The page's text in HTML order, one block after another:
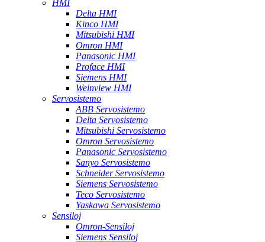
HMI
Delta HMI
Kinco HMI
Mitsubishi HMI
Omron HMI
Panasonic HMI
Proface HMI
Siemens HMI
Weinview HMI
Servosistemo
ABB Servosistemo
Delta Servosistemo
Mitsubishi Servosistemo
Omron Servosistemo
Panasonic Servosistemo
Sanyo Servosistemo
Schneider Servosistemo
Siemens Servosistemo
Teco Servosistemo
Yaskawa Servosistemo
Sensiloj
Omron-Sensiloj
Siemens Sensiloj